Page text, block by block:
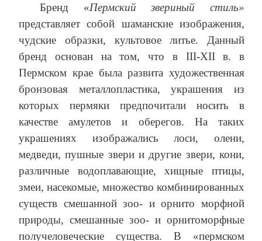
Бренд «Пермский звериный стиль»
представляет собой шаманские изображения,
чудские образки, культовое литье. Данный
бренд основан на том, что в III-XII в. в
Пермском крае была развита художественная
бронзовая металлопластика, украшения из
которых пермяки предпочитали носить в
качестве амулетов и оберегов. На таких
украшениях изображались лоси, олени,
медведи, пушные звери и другие звери, кони,
различные водоплавающие, хищные птицы,
змеи, насекомые, множество комбинированных
существ смешанной зоо- и орнито морфной
природы, смешанные зоо- и орнитоморфные
получеловеческие существа. В «пермском